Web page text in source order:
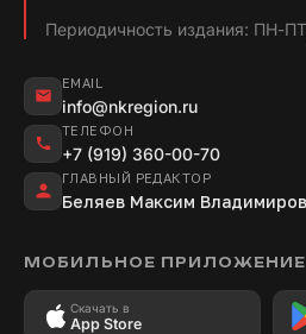
Периодичность издания: ПН-
EMAIL
info@nkregion.ru
ТЕЛЕФОН
+7 (919) 360-00-70
ГЛАВНЫЙ РЕДАКТОР
Беляев Максим
МОБИЛЬНОЕ ПРИЛОЖЕНИЕ
Скачать в
App Store